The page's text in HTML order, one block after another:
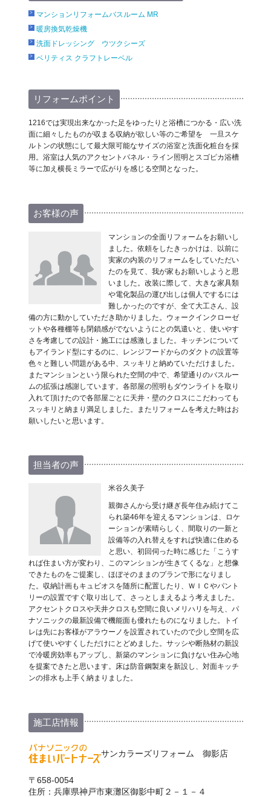
マンションリフォームバスルーム MR
暖房換気乾燥機
洗面ドレッシング ウツクシーズ
ベリティス クラフトレーベル
リフォームポイント
1216では実現出来なかった足をゆったりと浴槽につかる・広い洗
面に細々したものが収まる収納が欲しい等のご希望を 一旦スケ
ルトンの状態にして最大限可能なサイズの浴室と洗面化粧台を採
用。浴室は人気のアクセントパネル・ライン照明とスゴピカ浴槽
等に加え横長ミラーで広がりを感じる空間となった。
お客様の声
マンションの全面リフォームをお願いし
ました。依頼をしたきっかけは、以前に
実家の内装のリフォームをしていただい
たのを見て、我が家もお願いしようと思
いました。改装に際して、大きな家具類
や電化製品の運び出しは個人でするには
難しかったのですが、全て大工さん、設
備の方に動かしていただき助かりました。ウォークインクローゼ
ットや各種棚等も閉鎖感がでないようにとの気遣いと、使いやす
さを考慮しての設計・施工には感激しました。キッチンについて
もアイランド型にするのに、レンジフードからのダクトの設置等
色々と難しい問題がある中、スッキリと納めていただけました。
またマンションという限られた空間の中で、希望通りのバスルー
ムの拡張は感謝しています。各部屋の照明もダウンライトを取り
入れて頂けたので各部屋ごとに天井・壁のクロスにこだわっても
スッキリと納まり満足しました。またリフォームを考えた時はお
願いしたいと思います。
担当者の声
米谷久美子
親御さんから受け継ぎ長年住み続けてこ
られ築46年を迎えるマンションは、ロケ
ーションが素晴らしく、間取りの一新と
設備等の入れ替えをすれば快適に住める
と思い、初回伺った時に感じた「こうす
れば住まい方が変わり、このマンションが生きてくるな」と想像
できたものをご提案し、ほぼそのままのプランで形になりまし
た。収納計画もキュビオスを随所に配置したり、ＷＩＣやパント
リーの設置ですぐ取り出して、さっとしまえるよう考えました。
アクセントクロスや天井クロスも空間に良いメリハリを与え、パ
ナソニックの最新設備で機能面も優れたものになりました。トイ
レは先にお客様がアラウーノを設置されていたので少し空間を広
げて使いやすくしただけにとどめました。サッシや断熱材の新設
で冷暖房効率もアップし、新築のマンションに負けない住み心地
を提案できたと思います。床は防音鋼製束を新設し、対面キッチ
ンの排水も上手く納まりました。
施工店情報
サンカラーズリフォーム 御影店
〒658-0054
住所：兵庫県神戸市東灘区御影中町２－１－４